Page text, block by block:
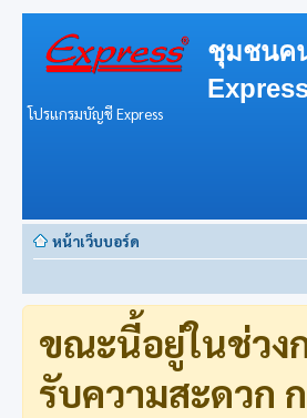
ชุมชนค
โปรแกรมบัญชี Express
หน้าเว็บบอร์ด
ขณะนี้อยู่ในช่วง
รับความสะดวก